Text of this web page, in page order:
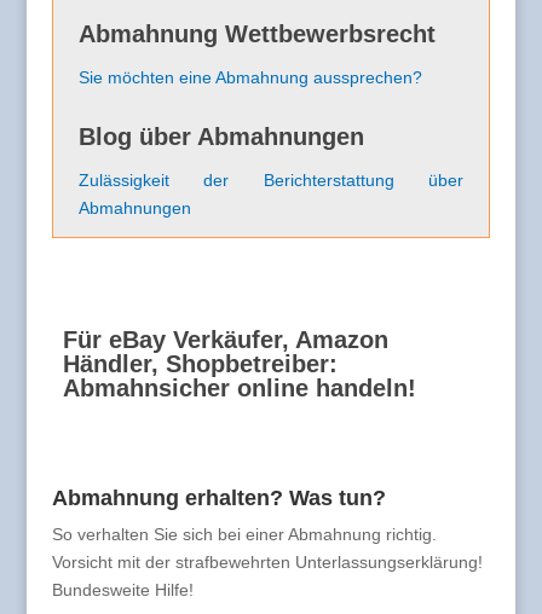
Abmahnung Wettbewerbsrecht
Sie möchten eine Abmahnung aussprechen?
Blog über Abmahnungen
Zulässigkeit der Berichterstattung über
Abmahnungen
Für eBay Verkäufer, Amazon
Händler, Shopbetreiber:
Abmahnsicher online handeln!
Abmahnung erhalten? Was tun?
So verhalten Sie sich bei einer Abmahnung richtig.
Vorsicht mit der strafbewehrten Unterlassungserklärung!
Bundesweite Hilfe!